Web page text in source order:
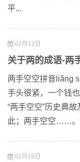
平...
02月13日
关于两的成语-两
两手空空拼音liǎng
手头很紧，一个钱
“两手空空”历史典
此；两手空空……。
02月18日